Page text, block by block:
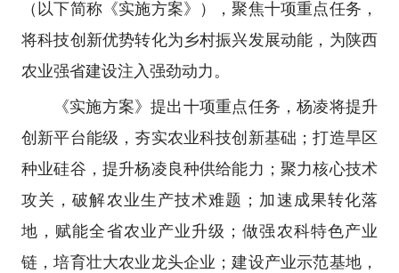
（以下简称《实施方案》），聚焦十项重点任务，
将科技创新优势转化为乡村振兴发展动能，为陕西
农业强省建设注入强劲动力。
《实施方案》提出十项重点任务，杨凌将提升
创新平台能级，夯实农业科技创新基础；打造旱区
种业硅谷，提升杨凌良种供给能力；聚力核心技术
攻关，破解农业生产技术难题；加速成果转化落
地，赋能全省农业产业升级；做强农科特色产业
链，培育壮大农业龙头企业；建设产业示范基地，